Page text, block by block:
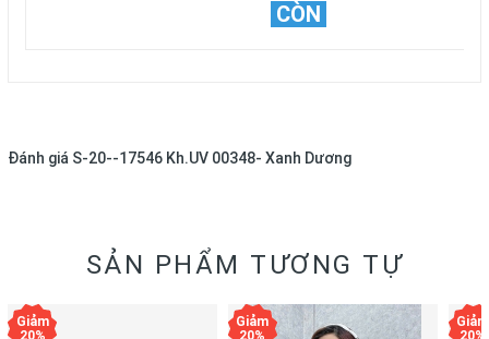
CÒN
Đánh giá S-20--17546 Kh.UV 00348- Xanh Dương
SẢN PHẨM TƯƠNG TỰ